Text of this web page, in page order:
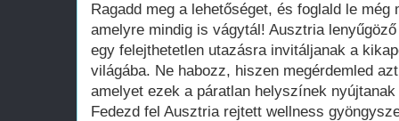
Ragadd meg a lehetőséget, és foglald le
amelyre mindig is vágytál! Ausztria
egy felejthetetlen utazásra invitáljanak a
világába. Ne habozz, hiszen megérdemled
amelyet ezek a páratlan helyszínek
Fedezd fel Ausztria rejtett wellness